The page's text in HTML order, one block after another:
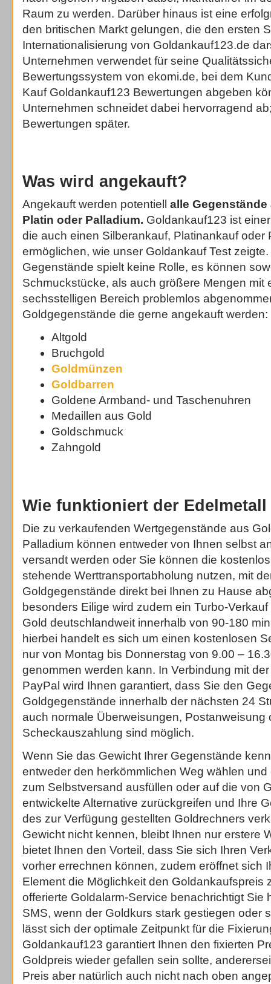
Raum zu werden. Darüber hinaus ist eine
den britischen Markt gelungen, die den ersten
Internationalisierung von Goldankauf123.de
Unternehmen verwendet für seine
Bewertungssystem von ekomi.de, bei dem
Kauf Goldankauf123 Bewertungen abgeben
Unternehmen schneidet dabei hervorragend
Bewertungen später.
Was wird angekauft?
Angekauft werden potentiell alle Gegenstände
Platin oder Palladium. Goldankauf123 ist
die auch einen Silberankauf, Platinankauf oder
ermöglichen, wie unser Goldankauf Test
Gegenstände spielt keine Rolle, es können
Schmuckstücke, als auch größere Mengen mit
sechsstelligen Bereich problemlos
Goldgegenstände die gerne angekauft werden:
Altgold
Bruchgold
Goldmünzen
Goldbarren
Goldene Armband- und Taschenuhren
Medaillen aus Gold
Goldschmuck
Zahngold
Wie funktioniert der Edelmetall
Die zu verkaufenden Wertgegenstände aus
Palladium können entweder von Ihnen selbst
versandt werden oder Sie können die
stehende Werttransportabholung nutzen, mit
Goldgegenstände direkt bei Ihnen zu Hause
besonders Eilige wird zudem ein Turbo-
Gold deutschlandweit innerhalb von 90-180
hierbei handelt es sich um einen kostenlosen
nur von Montag bis Donnerstag von 9.00 –
genommen werden kann. In Verbindung mit
PayPal wird Ihnen garantiert, dass Sie den
Goldgegenstände innerhalb der nächsten 24
auch normale Überweisungen, Postanweisung
Scheckauszahlung sind möglich.
Wenn Sie das Gewicht Ihrer Gegenstände
entweder den herkömmlichen Weg wählen und
zum Selbstversand ausfüllen oder auf die von
entwickelte Alternative zurückgreifen und Ihre
des zur Verfügung gestellten Goldrechners
Gewicht nicht kennen, bleibt Ihnen nur erstere
bietet Ihnen den Vorteil, dass Sie sich Ihren
vorher errechnen können, zudem eröffnet sich
Element die Möglichkeit den Goldankaufspreis
offerierte Goldalarm-Service benachrichtigt Sie
SMS, wenn der Goldkurs stark gestiegen oder
lässt sich der optimale Zeitpunkt für die
Goldankauf123 garantiert Ihnen den fixierten
Goldpreis wieder gefallen sein sollte,
Preis aber natürlich auch nicht nach oben